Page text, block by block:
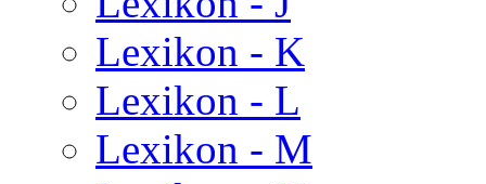
Lexikon - K
Lexikon - L
Lexikon - M